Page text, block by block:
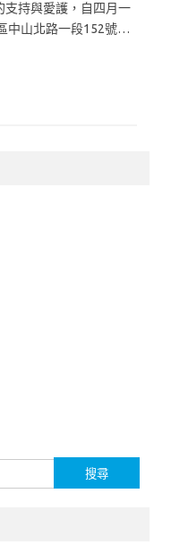
持與愛護，自四月一
中山北路一段152號…